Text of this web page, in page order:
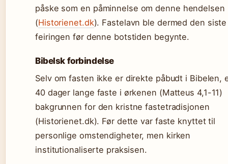
påske som en påminnelse om denne hendelsen
(Historienet.dk). Fastelavn ble dermed den siste
feiringen før denne botstiden begynte.
Bibelsk forbindelse
Selv om fasten ikke er direkte påbudt i Bibelen,
40 dager lange faste i ørkenen (Matteus 4,1-11)
bakgrunnen for den kristne fastetradisjonen
(Historienet.dk). Før dette var faste knyttet til
personlige omstendigheter, men kirken
institutionaliserte praksisen.